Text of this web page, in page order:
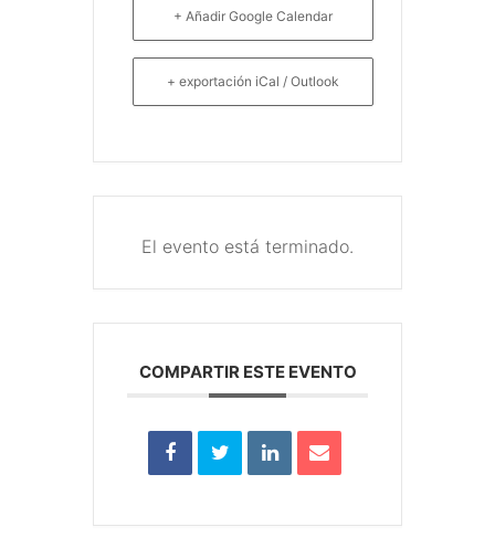
+ Añadir Google Calendar
+ exportación iCal / Outlook
El evento está terminado.
COMPARTIR ESTE EVENTO